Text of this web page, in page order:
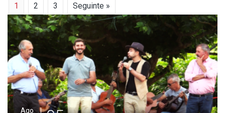
1 2 3 Seguinte »
Ago